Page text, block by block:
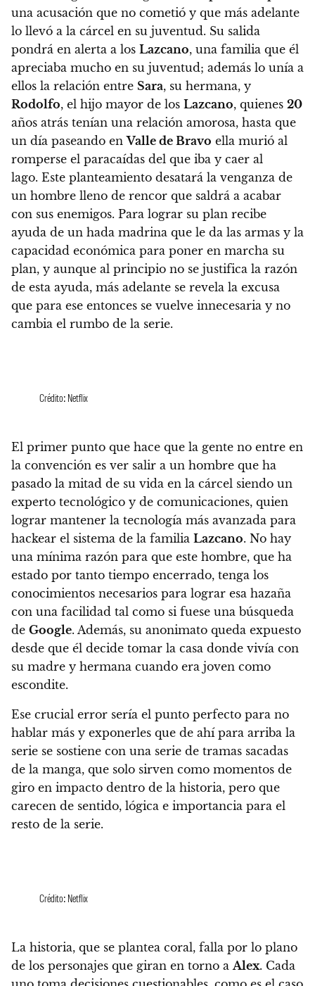
una acusación que no cometió y que más adelante
lo llevó a la cárcel en su juventud. Su salida
pondrá en alerta a los Lazcano, una familia que él
apreciaba mucho en su juventud; además lo unía a
ellos la relación entre Sara, su hermana, y
Rodolfo, el hijo mayor de los Lazcano, quienes 20
años atrás tenían una relación amorosa, hasta que
un día paseando enValle de Bravo ella murió al
romperse el paracaídas del que iba y caer al
lago. Este planteamiento desatará la venganza de
un hombre lleno de rencor que saldrá a acabar
con sus enemigos. Para lograr su plan recibe
ayuda de un hada madrina que le da las armas y la
capacidad económica para poner en marcha su
plan, y aunque al principio no se justifica la razón
de esta ayuda, más adelante se revela la excusa
que para ese entonces se vuelve innecesaria y no
cambia el rumbo de la serie.
Crédito: Netflix
El primer punto que hace que la gente no entre en
la convención es ver salir a un hombre que ha
pasado la mitad de su vida en la cárcel siendo un
experto tecnológico y de comunicaciones, quien
lograr mantener la tecnología más avanzada para
hackear el sistema de la familia Lazcano. No hay
una mínima razón para que este hombre, que ha
estado por tanto tiempo encerrado, tenga los
conocimientos necesarios para lograr esa hazaña
con una facilidad tal como si fuese una búsqueda
de Google. Además, su anonimato queda expuesto
desde que él decide tomar la casa donde vivía con
su madre y hermana cuando era joven como
escondite.
Ese crucial error sería el punto perfecto para no
hablar más y exponerles que de ahí para arriba la
serie se sostiene con una serie de tramas sacadas
de la manga, que solo sirven como momentos de
giro en impacto dentro de la historia, pero que
carecen de sentido, lógica e importancia para el
resto de la serie.
Crédito: Netflix
La historia, que se plantea coral, falla por lo plano
de los personajes que giran en torno a Alex. Cada